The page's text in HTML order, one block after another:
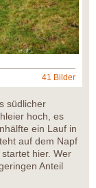
41 Bilder
südlicher
hoch, es
ein Lauf in
auf dem Napf
hier. Wer
Anteil